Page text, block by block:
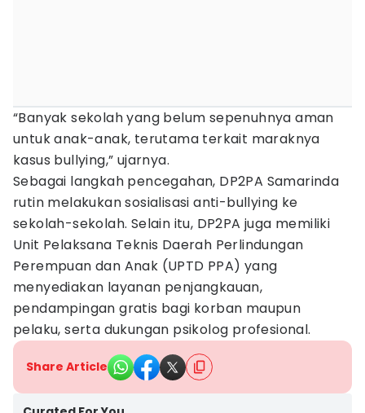
“Banyak sekolah yang belum sepenuhnya aman
untuk anak-anak, terutama terkait maraknya
kasus bullying,” ujarnya.
Sebagai langkah pencegahan, DP2PA Samarinda
rutin melakukan sosialisasi anti-bullying ke
sekolah-sekolah. Selain itu, DP2PA juga memiliki
Unit Pelaksana Teknis Daerah Perlindungan
Perempuan dan Anak (UPTD PPA) yang
menyediakan layanan penjangkauan,
pendampingan gratis bagi korban maupun
pelaku, serta dukungan psikolog profesional.
Share Article